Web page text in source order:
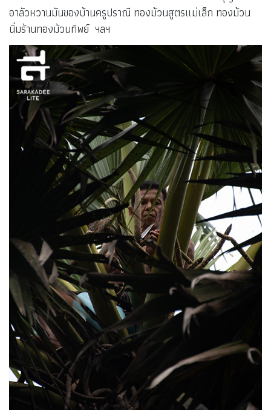
อาลัวหวานมันของบ้านครูปราณี ทองม้วนสูตรแม่เล็ก ทองม้วน
นิ่มร้านทองม้วนทิพย์ ฯลฯ